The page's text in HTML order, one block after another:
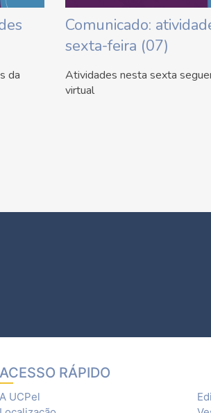
da
Comunicado:
sexta-feira (07)
Atividades nesta sexta
virtual
ACESSO RÁPIDO
A UCPel